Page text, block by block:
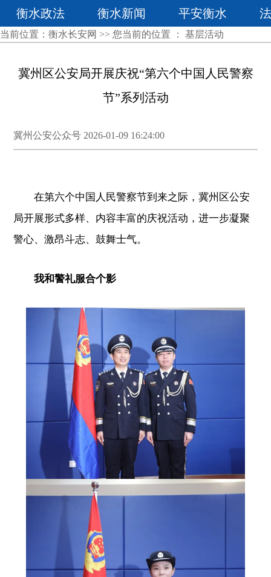
衡水政法 衡水新闻 平安衡水
当前位置： 衡水长安网 >> 您当前的位置 ： 基层活动
冀州区公安局开展庆祝“第六个中国人民警察
节”系列活动
冀州公安公众号 2026-01-09 16:24:00
在第六个中国人民警察节到来之际，冀州区公安
局开展形式多样、内容丰富的庆祝活动，进一步凝聚
警心、激昂斗志、鼓舞士气。
我和警礼服合个影